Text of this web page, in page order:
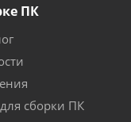
ПК
сборки ПК